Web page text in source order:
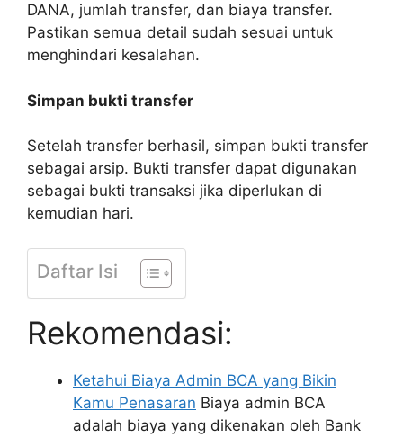
DANA, jumlah transfer, dan biaya transfer.
Pastikan semua detail sudah sesuai untuk
menghindari kesalahan.
Simpan bukti transfer
Setelah transfer berhasil, simpan bukti transfer
sebagai arsip. Bukti transfer dapat digunakan
sebagai bukti transaksi jika diperlukan di
kemudian hari.
Daftar Isi
Rekomendasi:
Ketahui Biaya Admin BCA yang Bikin
Kamu Penasaran Biaya admin BCA
adalah biaya yang dikenakan oleh Bank